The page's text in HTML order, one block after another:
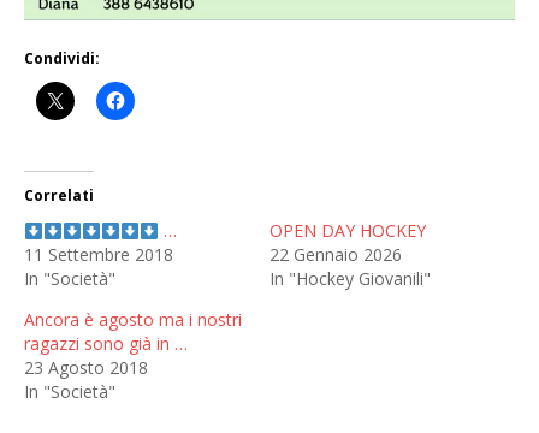
Condividi:
Correlati
…
11 Settembre 2018
In "Società"
OPEN DAY HOCKEY
22 Gennaio 2026
In "Hockey Giovanili"
Ancora è agosto ma i nostri
ragazzi sono già in …
23 Agosto 2018
In "Società"